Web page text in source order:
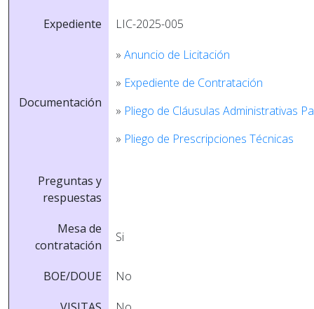
Expediente LIC-2025-005
Documentación
» Anuncio de Licitación
» Expediente de Contratación
» Pliego de Cláusulas Administrativas
» Pliego de Prescripciones Técnicas
Preguntas y
respuestas
Mesa de
contratación
Si
BOE/DOUE
No